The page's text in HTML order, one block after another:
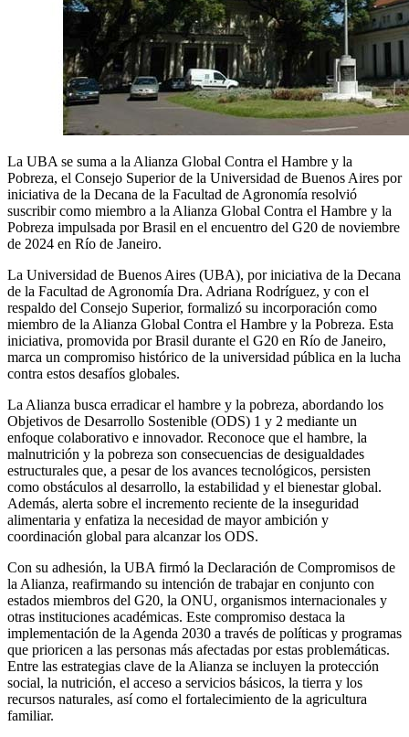
La UBA se suma a la Alianza Global Contra el Hambre y la
Pobreza, el Consejo Superior de la Universidad de Buenos Aires por
iniciativa de la Decana de la Facultad de Agronomía resolvió
suscribir como miembro a la Alianza Global Contra el Hambre y la
Pobreza impulsada por Brasil en el encuentro del G20 de noviembre
de 2024 en Río de Janeiro.
La Universidad de Buenos Aires (UBA), por iniciativa de la Decana
de la Facultad de Agronomía Dra. Adriana Rodríguez, y con el
respaldo del Consejo Superior, formalizó su incorporación como
miembro de la Alianza Global Contra el Hambre y la Pobreza. Esta
iniciativa, promovida por Brasil durante el G20 en Río de Janeiro,
marca un compromiso histórico de la universidad pública en la lucha
contra estos desafíos globales.
La Alianza busca erradicar el hambre y la pobreza, abordando los
Objetivos de Desarrollo Sostenible (ODS) 1 y 2 mediante un
enfoque colaborativo e innovador. Reconoce que el hambre, la
malnutrición y la pobreza son consecuencias de desigualdades
estructurales que, a pesar de los avances tecnológicos, persisten
como obstáculos al desarrollo, la estabilidad y el bienestar global.
Además, alerta sobre el incremento reciente de la inseguridad
alimentaria y enfatiza la necesidad de mayor ambición y
coordinación global para alcanzar los ODS.
Con su adhesión, la UBA firmó la Declaración de Compromisos de
la Alianza, reafirmando su intención de trabajar en conjunto con
estados miembros del G20, la ONU, organismos internacionales y
otras instituciones académicas. Este compromiso destaca la
implementación de la Agenda 2030 a través de políticas y programas
que prioricen a las personas más afectadas por estas problemáticas.
Entre las estrategias clave de la Alianza se incluyen la protección
social, la nutrición, el acceso a servicios básicos, la tierra y los
recursos naturales, así como el fortalecimiento de la agricultura
familiar.